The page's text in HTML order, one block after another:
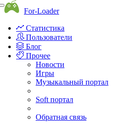
Toggle
navigation
For-Loader
Статистика
Пользователи
Блог
Прочее
Новости
Игры
Музыкальный портал
Soft портал
Обратная связь